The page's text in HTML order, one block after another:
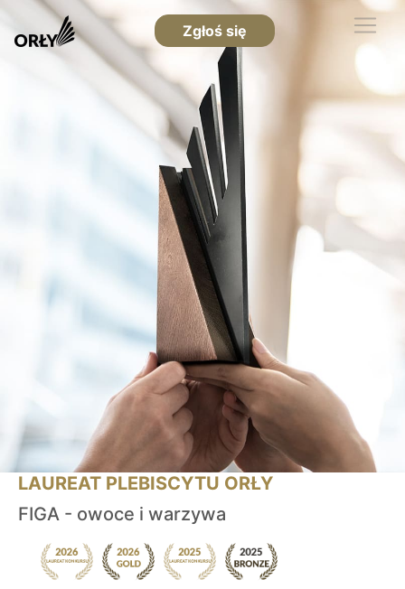
Zgłoś się
LAUREAT PLEBISCYTU ORŁY
FIGA - owoce i warzywa